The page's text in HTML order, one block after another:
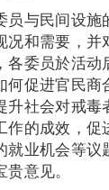
员与民间设施
况和需要，并
各委员於活动
何促进官民商
社会对戒毒
作的成效，促
就业机会等议
意见。